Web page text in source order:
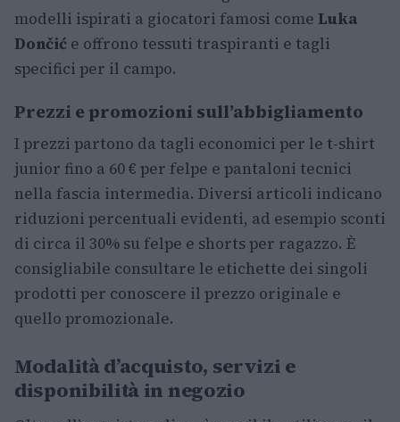
modelli ispirati a giocatori famosi come Luka
Dončić e offrono tessuti traspiranti e tagli
specifici per il campo.
Prezzi e promozioni sull’abbigliamento
I prezzi partono da tagli economici per le t-shirt
junior fino a 60 € per felpe e pantaloni tecnici
nella fascia intermedia. Diversi articoli indicano
riduzioni percentuali evidenti, ad esempio sconti
di circa il 30% su felpe e shorts per ragazzo. È
consigliabile consultare le etichette dei singoli
prodotti per conoscere il prezzo originale e
quello promozionale.
Modalità d’acquisto, servizi e
disponibilità in negozio